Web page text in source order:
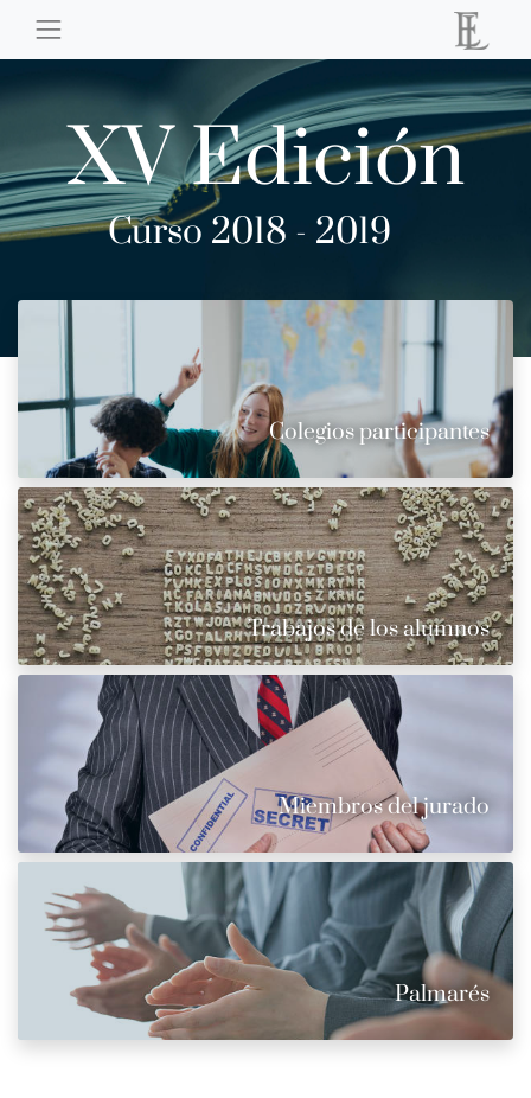
XV Edición
Curso 2018 - 2019
Colegios participantes
Trabajos de los alumnos
Miembros del jurado
Palmarés